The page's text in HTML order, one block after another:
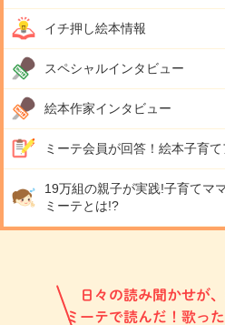
イチ押し絵本情報
スペシャルインタビュー
絵本作家インタビュー
ミーテ会員が回答！ 絵本子育
19万組の親子が実践!子育てマ
ミーテとは!?
日々の読み聞かせが
ミーテで読んだ！歌っ